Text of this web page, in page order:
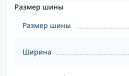
Размер шины
Размер шины
Ширина